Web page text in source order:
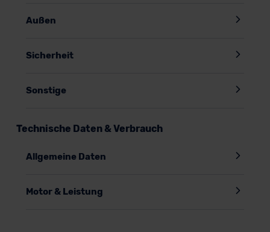
Außen
Sicherheit
Sonstige
Technische Daten & Verbrauch
Allgemeine Daten
Motor & Leistung